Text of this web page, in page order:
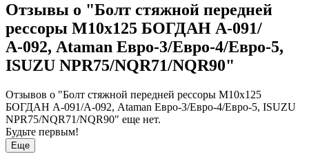
Отзывы о "Болт стяжной передней
рессоры М10х125 БОГДАН А-091/
А-092, Ataman Евро-3/Евро-4/Евро-5,
ISUZU NPR75/NQR71/NQR90"
Отзывов о "Болт стяжной передней рессоры М10х125
БОГДАН А-091/А-092, Ataman Евро-3/Евро-4/Евро-5, ISUZU
NPR75/NQR71/NQR90" еще нет.
Будьте первым!
Еще